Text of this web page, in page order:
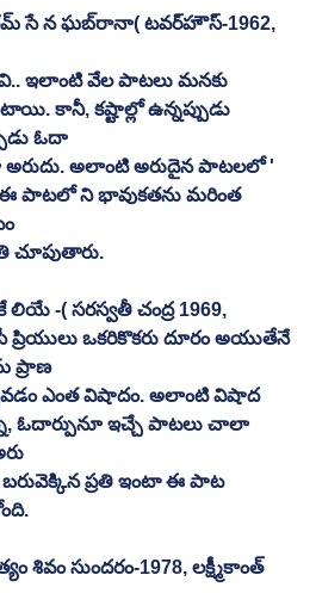
ఇలాంటి వేల పాటలు మనకు
కానీ, కష్టాల్లో ఉన్నప్పుడు
ఓదా
అలాంటి అరుదైన పాటలలో '
పాటలో ని భావుకతను మరింత
చూపుతారు.
ప్రాణ
ఎంత విషాదం. అలాంటి విషాద
ఓదార్పునూ ఇచ్చే పాటలు చాలా
ప్రతి ఇంటా ఈ పాట
శివం సుందరం-1978, లక్ష్మీకాంత్‌